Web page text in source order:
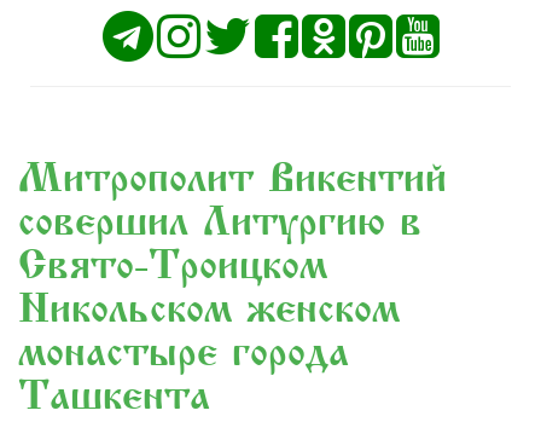
Митрополит Викентий
совершил Литургию в
Свято-Троицком
Никольском женском
монастыре города
Ташкента